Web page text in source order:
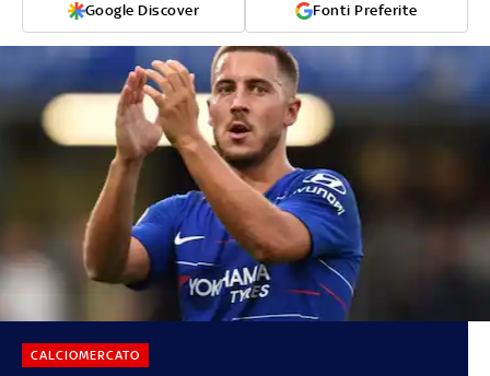
Google Discover Fonti Preferite
CALCIOMERCATO